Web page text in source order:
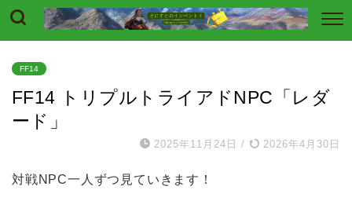
FF14
FF14 トリプルトライアドNPC「レダ
ード」
2025年11月24日 / 2026年4月30日
対戦NPC一人ずつ見ていきます！